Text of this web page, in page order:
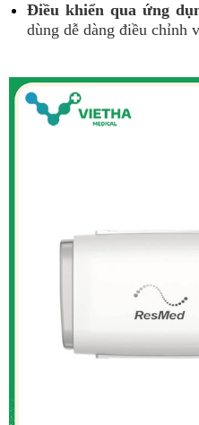
Điều khiển qua ứng
dùng dễ dàng điều chỉnh